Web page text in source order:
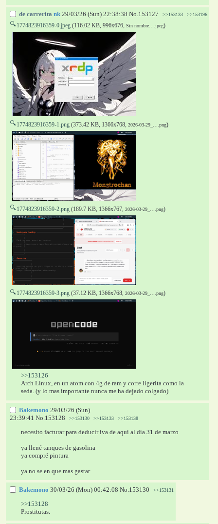
de carrerita nk 29/03/26 (Sun) 22:38:38 No.153127 >>153133 >>153196
🔍 1774823916359-0.jpeg (116.02 KB, 996x676, Sin nombre….jpeg)
🔍 1774823916359-1.png (373.42 KB, 1366x768, 2026-03-29_….png)
🔍 1774823916359-2.png (189.7 KB, 1366x767, 2026-03-29_….png)
🔍 1774823916359-3.png (37.12 KB, 1366x768, 2026-03-29_….png)
>>153126
Arch Linux, en un atom con 4g de ram y corre ligerita como la
seda. (y lo mas importante nunca me ha dejado colgado)
Bakemono 29/03/26 (Sun)
23:39:41 No. 153128 >>153130 >>153133 >>153138
necesito facturar para deducir iva de aqui al dia 31 de marzo
ya llené tanques de gasolina
ya compré pintura
ya no se en que mas gastar
Bakemono 30/03/26 (Mon) 00:42:08 No. 153130 >>153131
>>153128
Prostitutas.